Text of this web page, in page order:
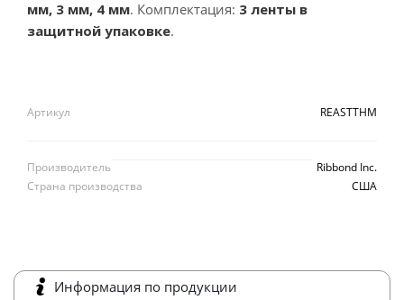
мм, 3 мм, 4 мм. Комплектация: 3 ленты в
защитной упаковке.
Артикул REASTTHM
Производитель
Ribbond Inc.
Страна производства
США
Информация по продукции